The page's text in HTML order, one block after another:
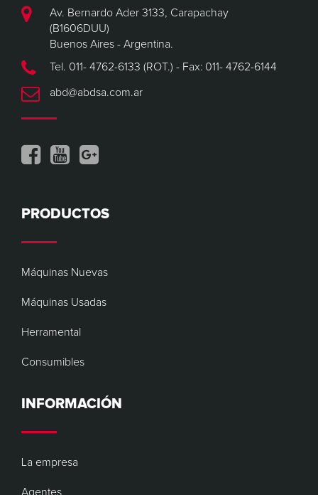
Av. Bernardo Ader 3133, Carapachay
(B1606DUU)
Buenos Aires - Argentina.
Tel. 011- 4762-6133 (ROT.) - Fax: 011- 4762-6144
abd@abdsa.com.ar
PRODUCTOS
Máquinas Nuevas
Máquinas Usadas
Herramental
Consumibles
INFORMACIÓN
La empresa
Agentes